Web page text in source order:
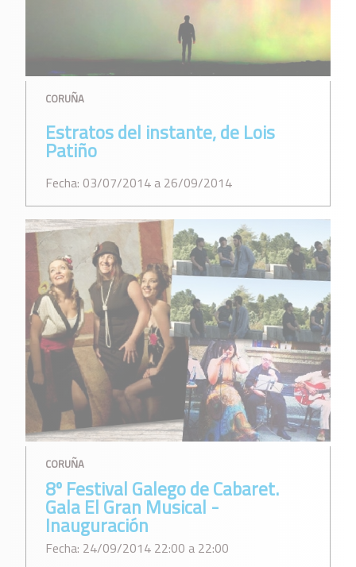
CORUÑA
Estratos del instante, de Lois
Patiño
Fecha: 03/07/2014 a 26/09/2014
CORUÑA
8º Festival Galego de Cabaret.
Gala El Gran Musical -
Inauguración
Fecha: 24/09/2014 22:00 a 22:00